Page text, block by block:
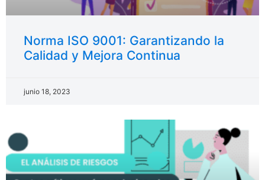
Norma ISO 9001: Garantizando la
Calidad y Mejora Continua
junio 18, 2023